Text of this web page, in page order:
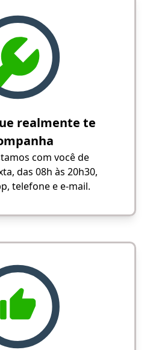
realmente te
com você de
das 08h às 20h30,
telefone e e-mail.